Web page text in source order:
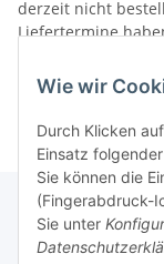
Wie wir
Durch Klicken
Einsatz
Sie können die
(Fingerabdruck-
Sie unter
derzeit nicht
Liefertermine
Gesetzliche